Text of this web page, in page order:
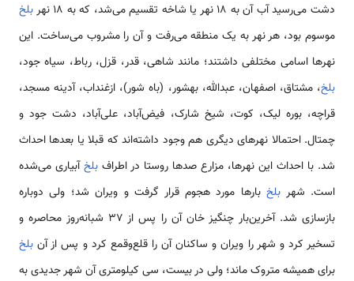
دشت می‌رسید آب آن به ۱۸ نهر یا شاخه تقسیم می‌شد، که به ۱۸ نهر
بلخ
موسوم بود، هر نهر به یک منطقه می‌رفت و آن را مشروب می‌ساخت. این
نهرها اسامی مختلفی داشتند؛ مانند شاهی، قدر، قزل، رباط، سیاه جود،
بلخ، مشتاق، اصفهان، عبدالله، بهشور، (باه شور)، ازغنداب، آدینه مسجد،
قراچه، بوره لیک، کوت، شیخ شارک، فیض‌آباد، علی‌آباد، دشت جود و
چمتال. احتمالا نهرهای دیگری هم وجود داشته‌اند که قبلا یا بعدها احداث
شد. با احداث این نهرها، مزارع صدها روستا در اطراف بلخآبیاری می‌شده
است. شهر بلخبارها مورد هجوم قرار گرفت و ویران شد؛ ولی دوباره
بازسازی شد. آخرین‌بار چنگیز خان آن را پس از ۳۷ شبانه‌روز محاصره و
تسخیر کرد و شهر را ویران و ساکنان آن را قلع‌وقمع کرد و پس از آن بلخ
برای همیشه متروک ماند؛ ولی در بیست، سی کیلومتری آن شهر جدیدی به